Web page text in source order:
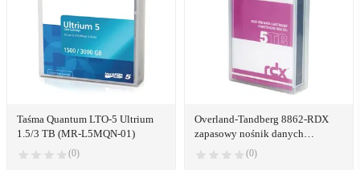
Taśma Quantum LTO-5 Ultrium
1.5/3 TB (MR-L5MQN-01)
(0)
Overland-Tandberg 8862-RDX
zapasowy nośnik danych
Wkładka RDX 5 TB
(0)